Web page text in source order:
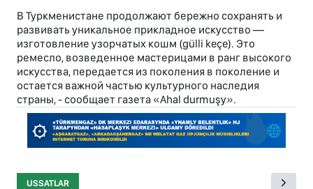
В Туркменистане продолжают бережно сохранять и
развивать уникальное прикладное искусство —
изготовление узорчатых кошм (gülli keçe). Это
ремесло, возведенное мастерицами в ранг высокого
искусства, передается из поколения в поколение и
остается важной частью культурного наследия
страны, - сообщает газета «Ahal durmuşy».
USSATLAR